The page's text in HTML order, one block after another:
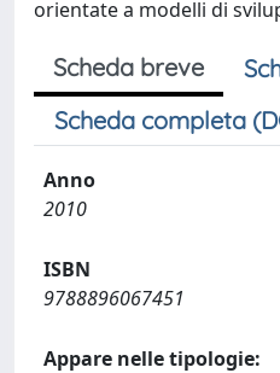
orientate a modelli di
Scheda breve
Scheda completa
Anno
2010
ISBN
9788896067451
Appare nelle tipologie: